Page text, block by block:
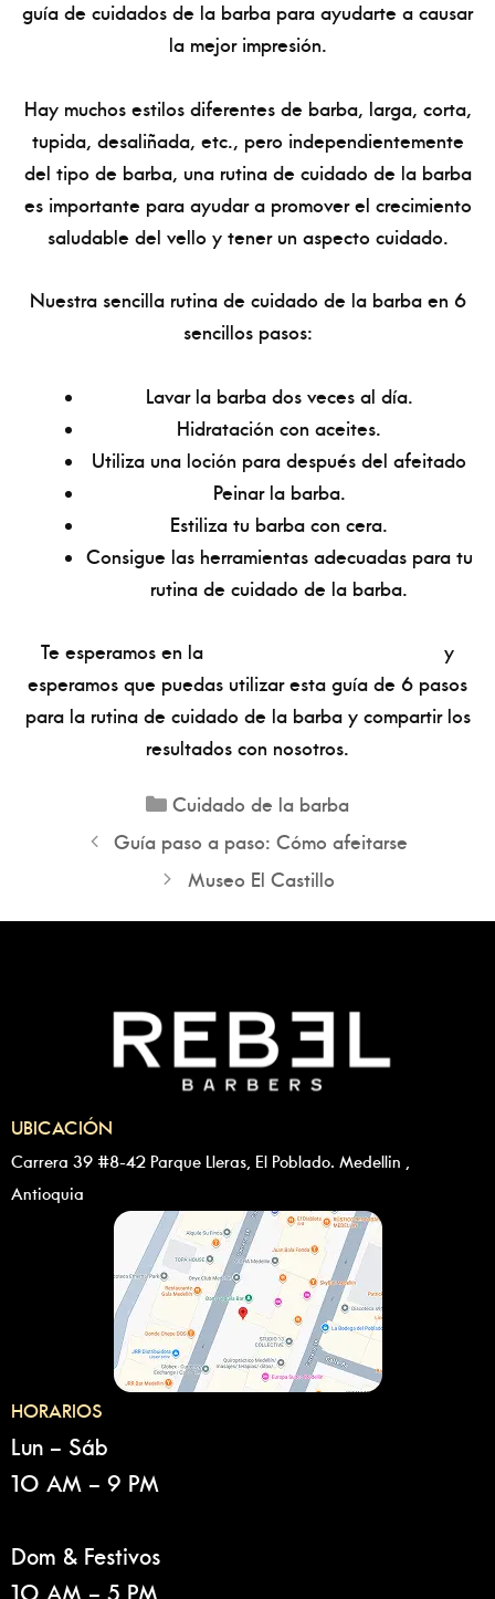
guía de cuidados de la barba para ayudarte a causar
la mejor impresión.
Hay muchos estilos diferentes de barba, larga, corta,
tupida, desaliñada, etc., pero independientemente
del tipo de barba, una rutina de cuidado de la barba
es importante para ayudar a promover el crecimiento
saludable del vello y tener un aspecto cuidado.
Nuestra sencilla rutina de cuidado de la barba en 6
sencillos pasos:
Lavar la barba dos veces al día.
Hidratación con aceites.
Utiliza una loción para después del afeitado
Peinar la barba.
Estiliza tu barba con cera.
Consigue las herramientas adecuadas para tu
rutina de cuidado de la barba.
Te esperamos en la
y
esperamos que puedas utilizar esta guía de 6 pasos
para la rutina de cuidado de la barba y compartir los
resultados con nosotros.
Cuidado de la barba
Guía paso a paso: Cómo afeitarse
Museo El Castillo
UBICACIÓN
Carrera 39 #8-42 Parque Lleras, El Poblado. Medellin ,
Antioquia
HORARIOS
Lun – Sáb
10 AM – 9 PM
Dom & Festivos